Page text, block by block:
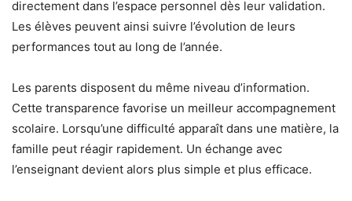
directement dans l’espace personnel dès leur validation.
Les élèves peuvent ainsi suivre l’évolution de leurs
performances tout au long de l’année.
Les parents disposent du même niveau d’information.
Cette transparence favorise un meilleur accompagnement
scolaire. Lorsqu’une difficulté apparaît dans une matière, la
famille peut réagir rapidement. Un échange avec
l’enseignant devient alors plus simple et plus efficace.